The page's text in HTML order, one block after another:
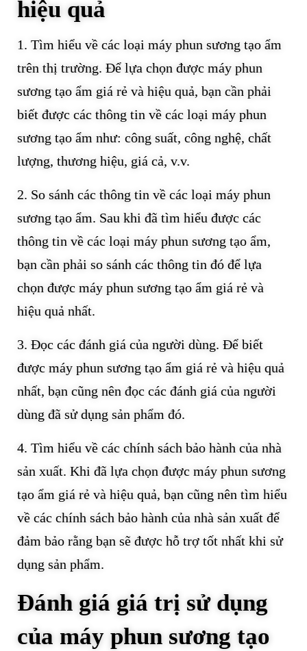
hiệu quả
1. Tìm hiểu về các loại máy phun sương tạo ẩm
trên thị trường. Để lựa chọn được máy phun
sương tạo ẩm giá rẻ và hiệu quả, bạn cần phải
biết được các thông tin về các loại máy phun
sương tạo ẩm như: công suất, công nghệ, chất
lượng, thương hiệu, giá cả, v.v.
2. So sánh các thông tin về các loại máy phun
sương tạo ẩm. Sau khi đã tìm hiểu được các
thông tin về các loại máy phun sương tạo ẩm,
bạn cần phải so sánh các thông tin đó để lựa
chọn được máy phun sương tạo ẩm giá rẻ và
hiệu quả nhất.
3. Đọc các đánh giá của người dùng. Để biết
được máy phun sương tạo ẩm giá rẻ và hiệu quả
nhất, bạn cũng nên đọc các đánh giá của người
dùng đã sử dụng sản phẩm đó.
4. Tìm hiểu về các chính sách bảo hành của nhà
sản xuất. Khi đã lựa chọn được máy phun sương
tạo ẩm giá rẻ và hiệu quả, bạn cũng nên tìm hiểu
về các chính sách bảo hành của nhà sản xuất để
đảm bảo rằng bạn sẽ được hỗ trợ tốt nhất khi sử
dụng sản phẩm.
Đánh giá giá trị sử dụng
của máy phun sương tạo